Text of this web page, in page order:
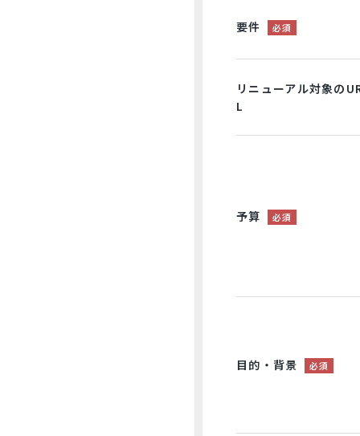
要件 必須
リニューアル対象の
L
予算 必須
目的・背景 必須